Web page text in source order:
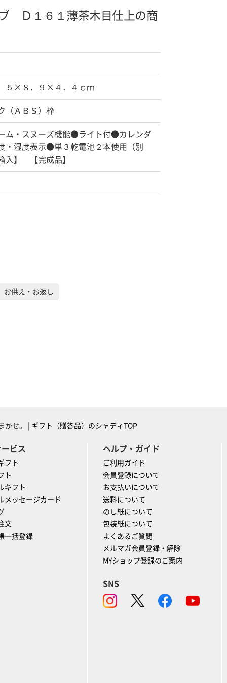
Ｄ１６１ 薄茶木目仕上の商
５×８．９×４．４ｃｍ
（ＡＢＳ）枠
ム・スヌーズ機能●ライト付●カレンダ
・湿度表示●単３乾電池２本使用（別
入】 【完成品】
お供え・お返し
かせ。 | ギフト（贈答品）のシャディTOP
ビス
フト
ト
ギフト
メッセージカード
文
一括登録
ヘルプ・ガイド
ご利用ガイド
会員登録について
お支払いについて
送料について
のし紙について
包装紙について
よくあるご質問
メルマガ会員登録・解除
MYショップ登録のご案内
SNS